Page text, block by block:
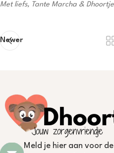
Met liefs, Tante Marcha & Dhoortje
Newer
Meld je hier aan voor